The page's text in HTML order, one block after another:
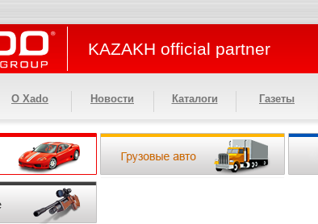
KAZAKH official partner
О Xado Новости Каталоги Газеты